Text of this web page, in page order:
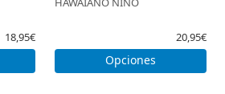
18,95€ 20,95€
Opciones